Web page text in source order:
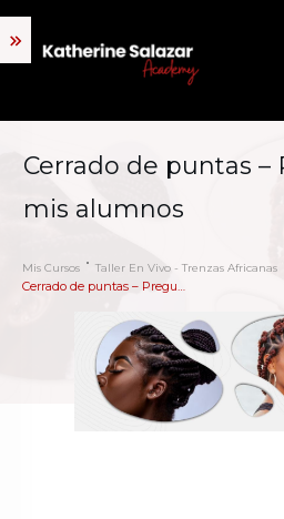
Cerrado de puntas –
mis alumnos
Mis Cursos Taller En Vivo - Trenzas Africanas
Cerrado de puntas – Preguntas de mis alumnos